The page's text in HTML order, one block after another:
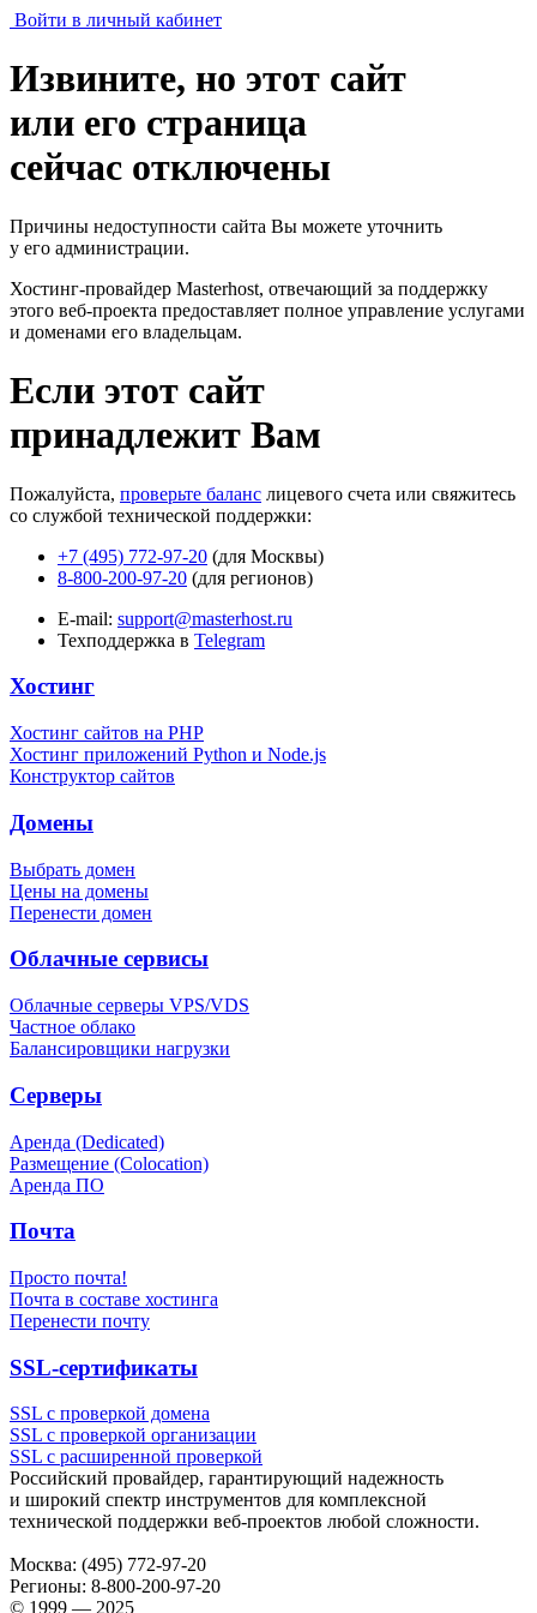
Войти в личный кабинет
Извините, но этот сайт
или его страница
сейчас отключены
Причины недоступности сайта Вы можете уточнить
у его администрации.
Хостинг-провайдер Masterhost, отвечающий за поддержку
этого веб-проекта предоставляет полное управление услугами
и доменами его владельцам.
Если этот сайт
принадлежит Вам
Пожалуйста, проверьте баланс лицевого счета или свяжитесь
со службой технической поддержки:
+7 (495) 772-97-20 (для Москвы)
8-800-200-97-20 (для регионов)
E-mail: support@masterhost.ru
Техподдержка в Telegram
Хостинг
Хостинг сайтов на PHP
Хостинг приложений Python и Node.js
Конструктор сайтов
Домены
Выбрать домен
Цены на домены
Перенести домен
Облачные сервисы
Облачные серверы VPS/VDS
Частное облако
Балансировщики нагрузки
Серверы
Аренда (Dedicated)
Размещение (Colocation)
Аренда ПО
Почта
Просто почта!
Почта в составе хостинга
Перенести почту
SSL-сертификаты
SSL с проверкой домена
SSL с проверкой организации
SSL с расширенной проверкой
Российский провайдер, гарантирующий надежность
и широкий спектр инструментов для комплексной
технической поддержки веб-проектов любой сложности.
Москва: (495) 772-97-20
Регионы: 8-800-200-97-20
© 1999 — 2025